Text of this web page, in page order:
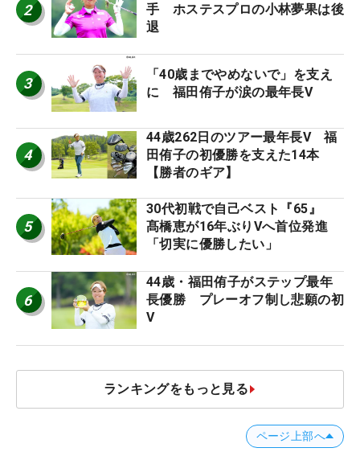
2
手 ホステスプロの小林夢果は後
退
3
「40歳までやめないで」を支え
に 福田侑子が涙の最年長V
4
44歳262日のツアー最年長V 福
田侑子の初優勝を支えた14本
【勝者のギア】
5
30代初戦で自己ベスト『65』
髙橋恵が16年ぶりVへ首位発進
「切実に優勝したい」
6
44歳・福田侑子がステップ最年
長優勝 プレーオフ制し悲願の初
V
ランキングをもっと見る
ページ上部へ